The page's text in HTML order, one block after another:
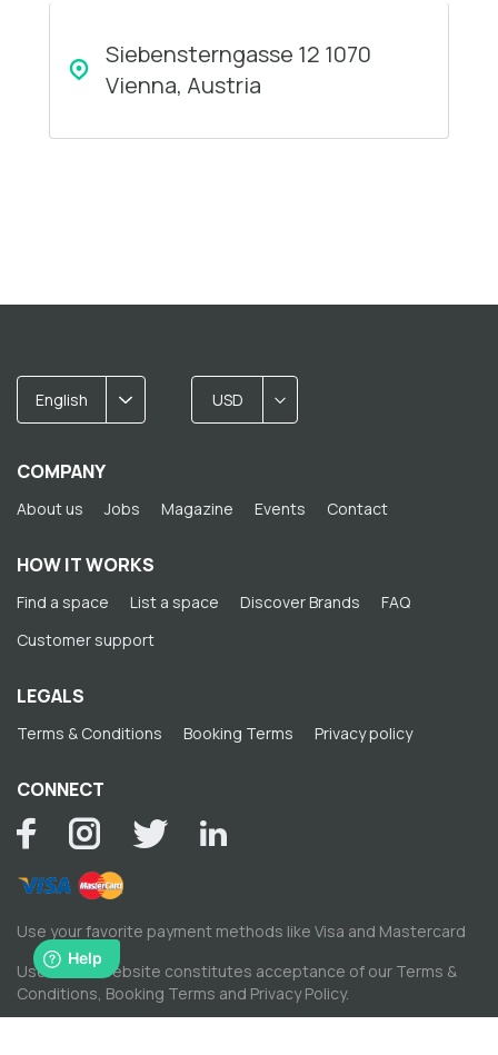
Siebensterngasse 12 1070
Vienna, Austria
English USD
COMPANY
About us Jobs Magazine Events Contact
HOW IT WORKS
Find a space List a space Discover Brands
FAQ
Customer support
LEGALS
Terms & Conditions Booking Terms Privacy policy
CONNECT
Use your favorite payment methods like Visa and Mastercard
Use of this website constitutes acceptance of our Terms &
Conditions, Booking Terms and Privacy Policy.